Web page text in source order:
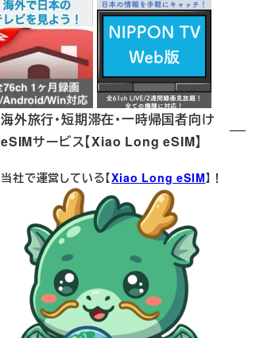
海外旅行・短期滞在・一時帰国者向け
eSIMサービス【Xiao Long eSIM】
当社で運営している【Xiao Long eSIM】！